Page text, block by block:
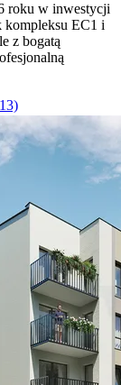
roku w inwestycji
EC1 i
z bogatą